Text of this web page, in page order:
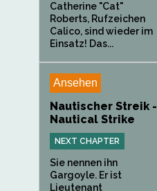
Catherine "Cat"
Roberts, Rufzeichen
Calico, sind wieder im
Einsatz! Das...
Ansehen
Nautischer Streik -
Nautical Strike
NEXT CHAPTER
Sie nennen ihn
Gargoyle. Er ist
Lieutenant